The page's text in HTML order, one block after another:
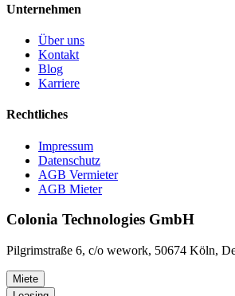
Unternehmen
Über uns
Kontakt
Blog
Karriere
Rechtliches
Impressum
Datenschutz
AGB Vermieter
AGB Mieter
Colonia Technologies GmbH
Pilgrimstraße 6, c/o wework, 50674 Köln,
Miete